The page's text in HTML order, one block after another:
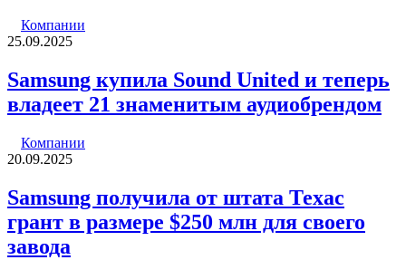
Компании
25.09.2025
Samsung купила Sound United и теперь
владеет 21 знаменитым аудиобрендом
Компании
20.09.2025
Samsung получила от штата Техас
грант в размере $250 млн для своего
завода